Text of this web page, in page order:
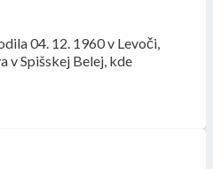
04. 12. 1960 v Levoči,
v Spišskej Belej, kde